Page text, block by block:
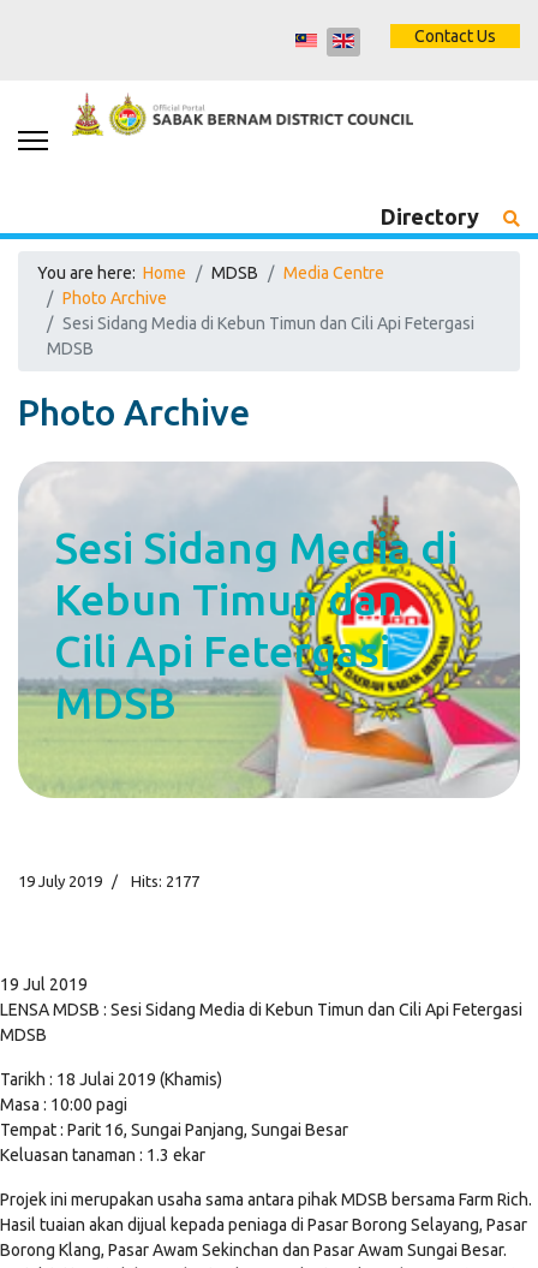
Contact Us
Directory
You are here: Home MDSB
Media Centre
Photo Archive
Sesi Sidang Media di Kebun Timun dan Cili Api Fetergasi
MDSB
Photo Archive
Sesi Sidang Media di
Kebun Timun dan
Cili Api Fetergasi
MDSB
19 July 2019 Hits: 2177
19 Jul 2019
LENSA MDSB : Sesi Sidang Media di Kebun Timun dan Cili Api Fetergasi
MDSB
Tarikh : 18 Julai 2019 (Khamis)
Masa : 10:00 pagi
Tempat : Parit 16, Sungai Panjang, Sungai Besar
Keluasan tanaman : 1.3 ekar
Projek ini merupakan usaha sama antara pihak MDSB bersama Farm Rich.
Hasil tuaian akan dijual kepada peniaga di Pasar Borong Selayang, Pasar
Borong Klang, Pasar Awam Sekinchan dan Pasar Awam Sungai Besar.